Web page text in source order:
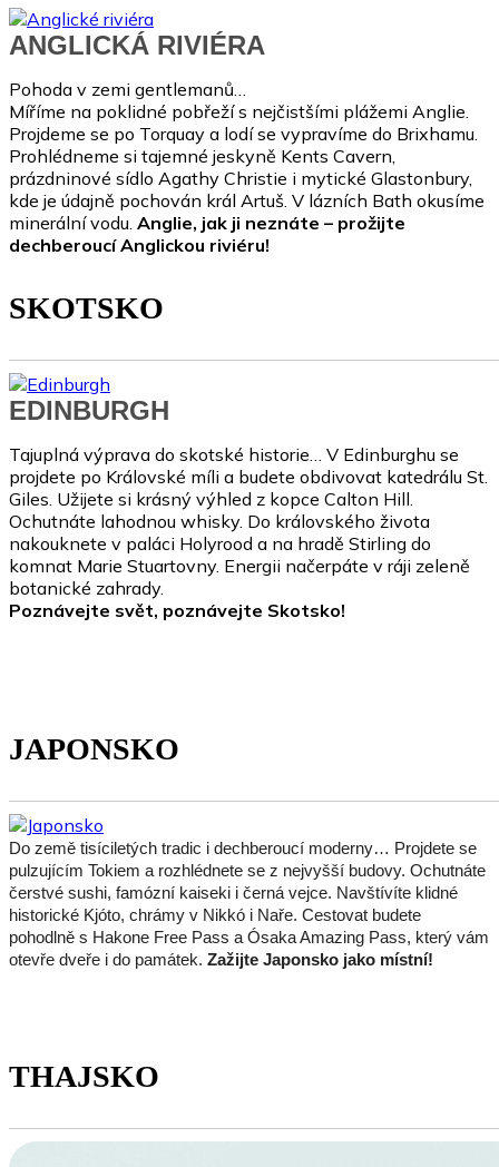
ANGLICKÁ RIVIÉRA
Pohoda v zemi gentlemanů…
Míříme na poklidné pobřeží s nejčistšími plážemi Anglie.
Projdeme se po Torquay a lodí se vypravíme do Brixhamu.
Prohlédneme si tajemné jeskyně Kents Cavern,
prázdninové sídlo Agathy Christie i mytické Glastonbury,
kde je údajně pochován král Artuš. V lázních Bath okusíme
minerální vodu. Anglie, jak ji neznáte – prožijte
dechberoucí Anglickou riviéru!
SKOTSKO
EDINBURGH
Tajuplná výprava do skotské historie… V Edinburghu se
projdete po Královské míli a budete obdivovat katedrálu St.
Giles. Užijete si krásný výhled z kopce Calton Hill.
Ochutnáte lahodnou whisky. Do královského života
nakouknete v paláci Holyrood a na hradě Stirling do
komnat Marie Stuartovny. Energii načerpáte v ráji zeleně
botanické zahrady.
Poznávejte svět, poznávejte Skotsko!
JAPONSKO
Do země tisíciletých tradic i dechberoucí moderny… Projdete se
pulzujícím Tokiem a rozhlédnete se z nejvyšší budovy. Ochutnáte
čerstvé sushi, famózní kaiseki i černá vejce. Navštívíte klidné
historické Kjóto, chrámy v Nikkó i Naře. Cestovat budete
pohodlně s Hakone Free Pass a Ósaka Amazing Pass, který vám
otevře dveře i do památek. Zažijte Japonsko jako místní!
THAJSKO